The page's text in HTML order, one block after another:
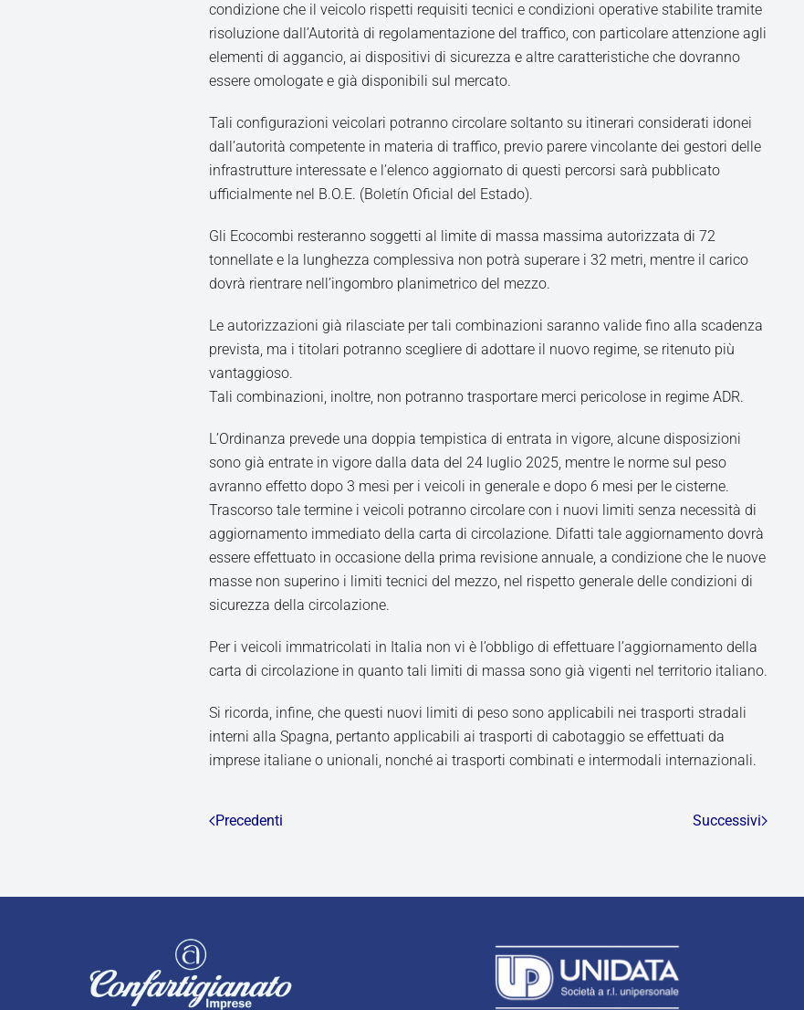
condizione che il veicolo rispetti requisiti tecnici e condizioni operative stabilite tramite
risoluzione dall’Autorità di regolamentazione del traffico, con particolare attenzione agli
elementi di aggancio, ai dispositivi di sicurezza e altre caratteristiche che dovranno
essere omologate e già disponibili sul mercato.
Tali configurazioni veicolari potranno circolare soltanto su itinerari considerati idonei
dall’autorità competente in materia di traffico, previo parere vincolante dei gestori delle
infrastrutture interessate e l’elenco aggiornato di questi percorsi sarà pubblicato
ufficialmente nel B.O.E. (Boletín Oficial del Estado).
Gli Ecocombi resteranno soggetti al limite di massa massima autorizzata di 72
tonnellate e la lunghezza complessiva non potrà superare i 32 metri, mentre il carico
dovrà rientrare nell’ingombro planimetrico del mezzo.
Le autorizzazioni già rilasciate per tali combinazioni saranno valide fino alla scadenza
prevista, ma i titolari potranno scegliere di adottare il nuovo regime, se ritenuto più
vantaggioso.
Tali combinazioni, inoltre, non potranno trasportare merci pericolose in regime ADR.
L’Ordinanza prevede una doppia tempistica di entrata in vigore, alcune disposizioni
sono già entrate in vigore dalla data del 24 luglio 2025, mentre le norme sul peso
avranno effetto dopo 3 mesi per i veicoli in generale e dopo 6 mesi per le cisterne.
Trascorso tale termine i veicoli potranno circolare con i nuovi limiti senza necessità di
aggiornamento immediato della carta di circolazione. Difatti tale aggiornamento dovrà
essere effettuato in occasione della prima revisione annuale, a condizione che le nuove
masse non superino i limiti tecnici del mezzo, nel rispetto generale delle condizioni di
sicurezza della circolazione.
Per i veicoli immatricolati in Italia non vi è l’obbligo di effettuare l’aggiornamento della
carta di circolazione in quanto tali limiti di massa sono già vigenti nel territorio italiano.
Si ricorda, infine, che questi nuovi limiti di peso sono applicabili nei trasporti stradali
interni alla Spagna, pertanto applicabili ai trasporti di cabotaggio se effettuati da
imprese italiane o unionali, nonché ai trasporti combinati e intermodali internazionali.
Precedenti Successivi